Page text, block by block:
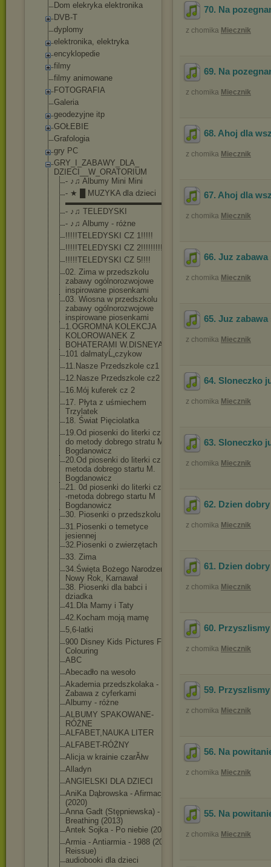
Dom elekryka elektronika
DVB-T
dyplomy
elektronika, elektryka
encyklopedie
filmy
filmy animowane
FOTOGRAFIA
Galeria
geodezyjne itp
GOŁEBIE
Grafologia
gry PC
GRY_I_ZABAWY_DLA_
DZIECI__W_ORATORI UM
- ♪♫ Albumy Mini Mini
- ★ █ MUZYKA dla dzieci
▬▬▬▬▬▬▬▬▬▬▬▬▬▬
- ♪♫ TELEDYSKI
- ♪♫ Albumy - różne
!!!!!TELEDYSKI CZ 1!!!!!
!!!!!TELEDYSKI CZ 2!!!!!!!!!!
!!!!!TELEDYSKI CZ 5!!!!
02. Zima w przedszkolu
zabawy ogólnorozwojowe
inspirowane piosenkami
03. Wiosna w przedszkolu
zabawy ogólnorozwojowe
inspirowane piosenkami
1.OGROMNA KOLEKCJA
KOLOROWANEK Z
BOHATERAMI W.DISNEYA!!!
101 dalmatyĹ„czykow
11.Nasze Przedszkole cz1
12.Nasze Przedszkole cz2
16.Mój kuferek cz 2
17. Płyta z uśmiechem
Trzylatek
18. Świat Pięciolatka
19.Od piosenki do literki cz A -
do metody dobrego stratu M.
Bogdanowicz
20.Od piosenki do literki cz B -
metoda dobrego startu M.
Bogdanowicz
21. 0d piosenki do literki cz. C
-metoda dobrego startu M
Bogdanowicz
30. Piosenki o przedszkolu
31.Piosenki o temetyce
jesiennej
32.Piosenki o zwierzętach
33. Zima
34.Święta Bożego Narodzenia,
Nowy Rok, Karnawał
38. Piosenki dla babci i
dziadka
41.Dla Mamy i Taty
42.Kocham moją mamę
5,6-latki
900 Disney Kids Pictures For
Colouring
ABC
Abecadło na wesoło
Akademia przedszkolaka -
Zabawa z cyferkami
Albumy - różne
ALBUMY SPAKOWANE-
RÓŻNE
ALFABET,NAUKA LITER
ALFABET-RÓŻNY
Alicja w krainie czarĂłw
Alladyn
ANGIELSKI DLA DZIECI
AniKa Dąbrowska - Afirmacja
(2020)
Anna Gadt (Stępniewska) -
Breathing (2013)
Antek Sojka - Po niebie (2018)
Armia - Antiarmia - 1988 (2009,
Reissue)
audiobooki dla dzieci
70. Na
z chomika Miecznik
69. Na
z chomika Miecznik
68. Ahoj dla
z chomika Miecznik
67. Ahoj dla
z chomika Miecznik
66. Juz
z chomika Miecznik
65. Juz
z chomika Miecznik
64. Sloneczko
z chomika Miecznik
63. Sloneczko
z chomika Miecznik
62. Dzien
z chomika Miecznik
61. Dzien
z chomika Miecznik
60.
z chomika Miecznik
59.
z chomika Miecznik
56. Na
z chomika Miecznik
55. Na
z chomika Miecznik